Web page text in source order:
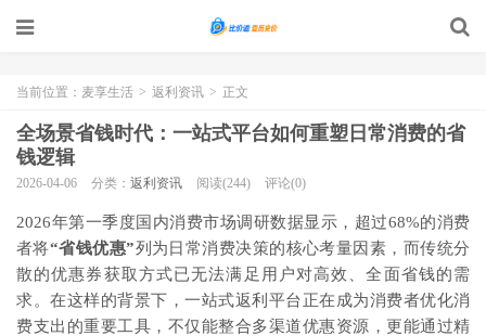
当前位置： 麦享生活 > 返利资讯 > 正文
全场景省钱时代：一站式平台如何重塑日常消费的省
钱逻辑
2026-04-06 分类： 返利资讯 阅读(244) 评论(0)
2026年第一季度国内消费市场调研数据显示，超过68%的消费
者将“省钱优惠”列为日常消费决策的核心考量因素，而传统分
散的优惠券获取方式已无法满足用户对高效、全面省钱的需
求。在这样的背景下，一站式返利平台正在成为消费者优化消
费支出的重要工具，不仅能整合多渠道优惠资源，更能通过精